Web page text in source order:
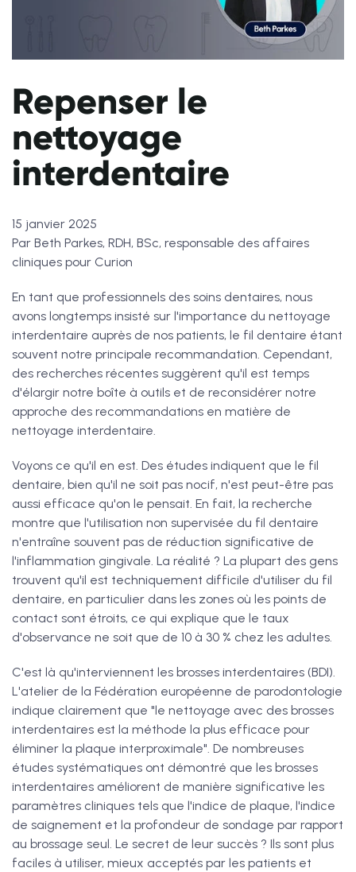
Repenser le
nettoyage
interdentaire
15 janvier 2025
Par Beth Parkes, RDH, BSc, responsable des affaires
cliniques pour Curion
En tant que professionnels des soins dentaires, nous
avons longtemps insisté sur l'importance du nettoyage
interdentaire auprès de nos patients, le fil dentaire étant
souvent notre principale recommandation. Cependant,
des recherches récentes suggèrent qu'il est temps
d'élargir notre boîte à outils et de reconsidérer notre
approche des recommandations en matière de
nettoyage interdentaire.
Voyons ce qu'il en est. Des études indiquent que le fil
dentaire, bien qu'il ne soit pas nocif, n'est peut-être pas
aussi efficace qu'on le pensait. En fait, la recherche
montre que l'utilisation non supervisée du fil dentaire
n'entraîne souvent pas de réduction significative de
l'inflammation gingivale. La réalité ? La plupart des gens
trouvent qu'il est techniquement difficile d'utiliser du fil
dentaire, en particulier dans les zones où les points de
contact sont étroits, ce qui explique que le taux
d'observance ne soit que de 10 à 30 % chez les adultes.
C'est là qu'interviennent les brosses interdentaires (BDI).
L'atelier de la Fédération européenne de parodontologie
indique clairement que "le nettoyage avec des brosses
interdentaires est la méthode la plus efficace pour
éliminer la plaque interproximale". De nombreuses
études systématiques ont démontré que les brosses
interdentaires améliorent de manière significative les
paramètres cliniques tels que l'indice de plaque, l'indice
de saignement et la profondeur de sondage par rapport
au brossage seul. Le secret de leur succès ? Ils sont plus
faciles à utiliser, mieux acceptés par les patients et